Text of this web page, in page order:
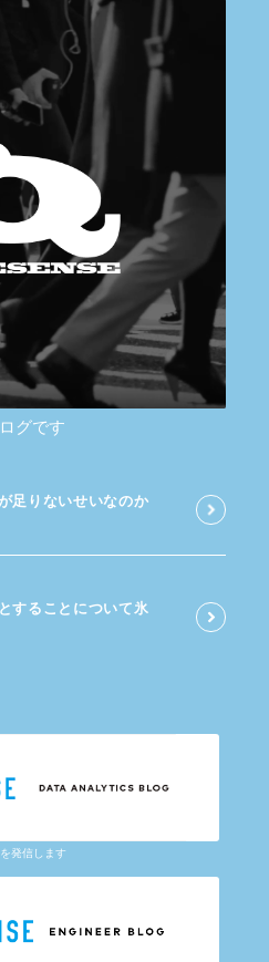
グです
足りないせいなのか
する​ことに​ついて​氷
発信します